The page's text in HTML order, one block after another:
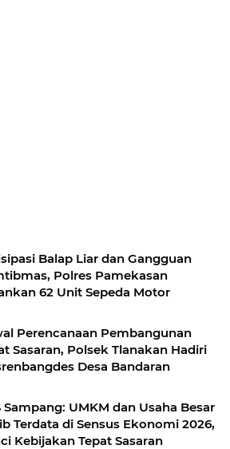
Balap Liar dan Gangguan
Polres Pamekasan
62 Unit Sepeda Motor
Perencanaan Pembangunan
Sasaran, Polsek Tlanakan Hadiri
Desa Bandaran
Sampang: UMKM dan Usaha Besar
Terdata di Sensus Ekonomi 2026,
Kebijakan Tepat Sasaran